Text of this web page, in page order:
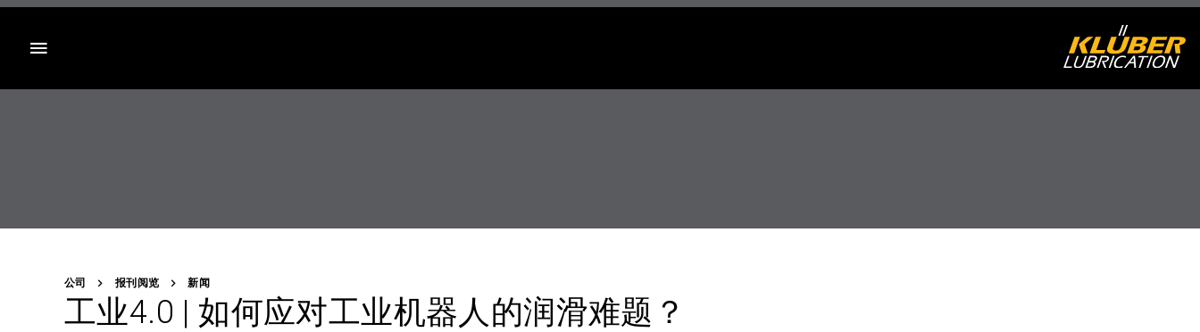
公司 报刊阅览 新闻
工业4.0 | 如何应对工业机器人的润滑难题？